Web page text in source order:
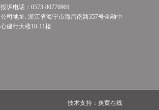
投诉电话：0573-80770901
公司地址: 浙江省海宁市海昌南路357号金融中
心建行大楼10-11楼
技术支持：炎黄在线